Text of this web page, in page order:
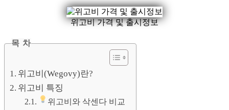
위고비 가격 및 출시정보
목 차
위고비(Wegovy)란?
위고비 특징
위고비와 삭센다 비교